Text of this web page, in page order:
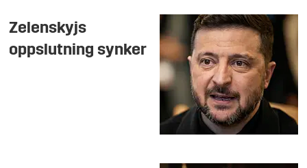
Zelenskyjs
oppslutning synker